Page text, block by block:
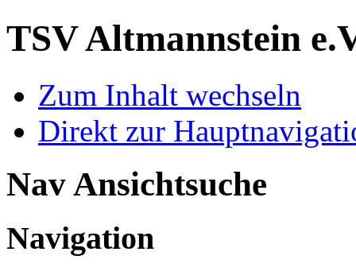
TSV Altmannstein
Zum Inhalt wechseln
Direkt zur
Nav Ansichtsuche
Navigation